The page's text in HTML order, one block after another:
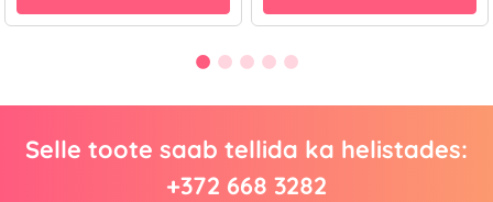
Selle toote saab tellida ka helistades:
+372 668 3282